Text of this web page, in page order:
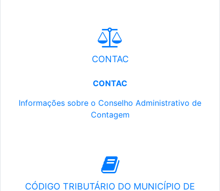
CONTAC
CONTAC
Informações sobre o Conselho Administrativo de
Contagem
CÓDIGO TRIBUTÁRIO DO MUNICÍPIO DE